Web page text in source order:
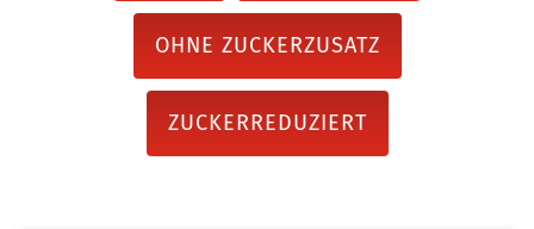
OHNE ZUCKERZUSATZ
ZUCKERREDUZIERT